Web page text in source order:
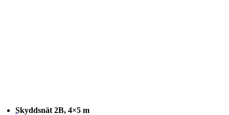
Skyddsnät 2B, 4×5 m